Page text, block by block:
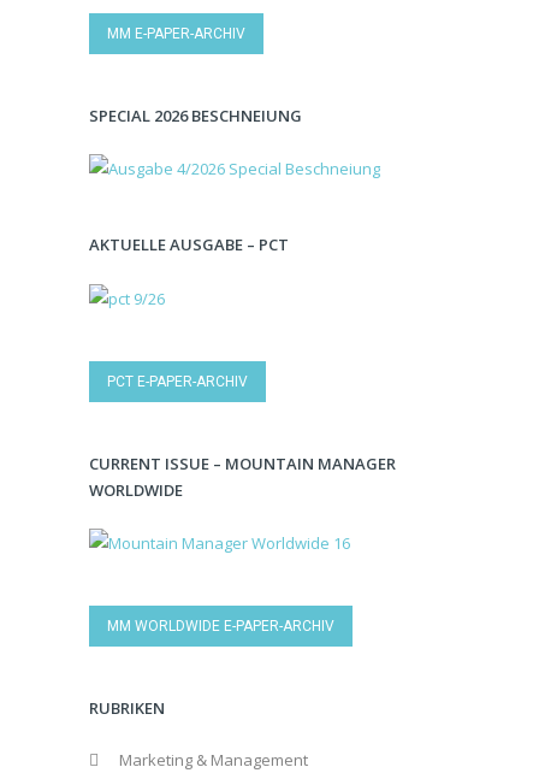
MM E-PAPER-ARCHIV
SPECIAL 2026 BESCHNEIUNG
AKTUELLE AUSGABE – PCT
PCT E-PAPER-ARCHIV
CURRENT ISSUE – MOUNTAIN MANAGER
WORLDWIDE
MM WORLDWIDE E-PAPER-ARCHIV
RUBRIKEN
Marketing & Management